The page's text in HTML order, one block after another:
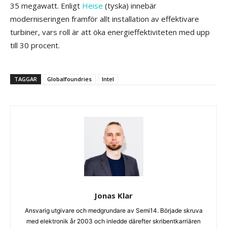
35 megawatt. Enligt Heise (tyska) innebär
moderniseringen framför allt installation av effektivare
turbiner, vars roll är att öka energieffektiviteten med upp
till 30 procent.
TAGGAR Globalfoundries Intel
Jonas Klar
Ansvarig utgivare och medgrundare av Semi14. Började skruva
med elektronik år 2003 och inledde därefter skribentkarriären